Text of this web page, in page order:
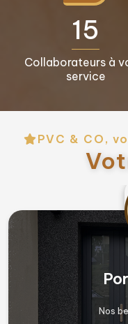
16+
Collaborateurs à
service
PVC & CO,